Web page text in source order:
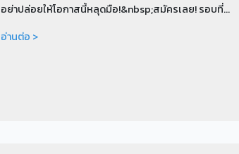
อย่าปล่อยให้โอกาสนี้หลุดมือ!&nbsp;สมัครเลย! รอบที่...
อ่านต่อ >